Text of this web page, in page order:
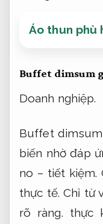
Áo thun phù
Buffet dimsum
Doanh nghiệp.
Buffet
biến nhờ đáp
no – tiết kiệm.
thực tế. Chỉ từ
rõ ràng. thực